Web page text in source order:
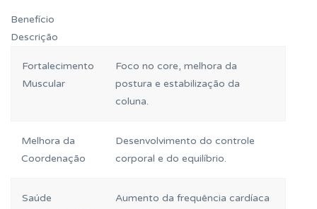
Benefício
Descrição
Fortalecimento
Muscular
Foco no core, melhora da
postura e estabilização da
coluna.
Melhora da
Coordenação
Desenvolvimento do controle
corporal e do equilíbrio.
Saúde
Aumento da frequência cardíaca